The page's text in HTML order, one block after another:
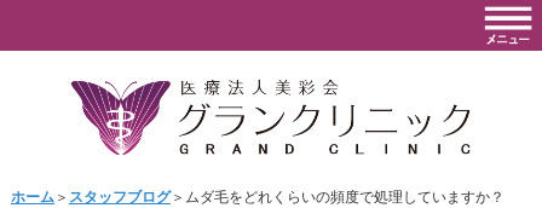
ホーム＞ スタッフブログ＞ムダ毛をどれくらいの頻度で処理していますか？